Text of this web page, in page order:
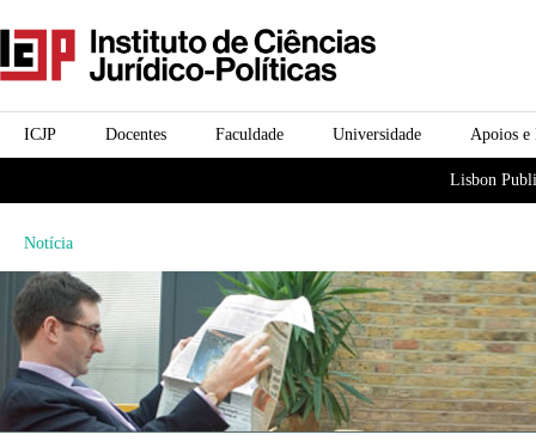
principal
icjp
menu-institucional Apoios e
Universidade
Faculdade
Docentes
ICJP
Lisbon
Notícia